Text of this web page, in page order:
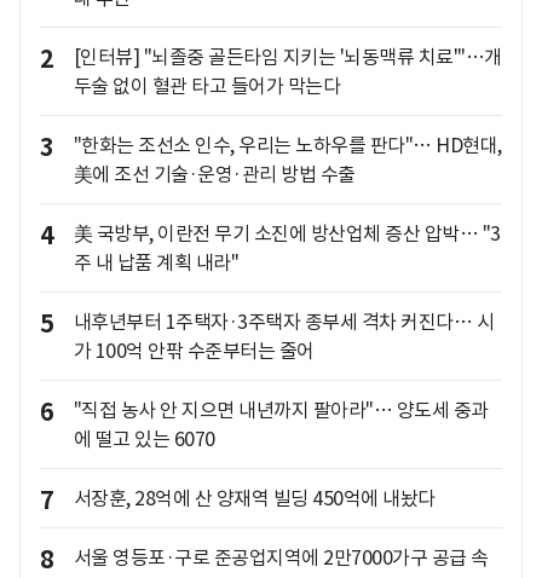
2
[인터뷰] "뇌졸중 골든타임 지키는 '뇌동맥류 치료'"…개
두술 없이 혈관 타고 들어가 막는다
3
"한화는 조선소 인수, 우리는 노하우를 판다"… HD현대,
美에 조선 기술·운영·관리 방법 수출
4
美 국방부, 이란전 무기 소진에 방산업체 증산 압박… "3
주 내 납품 계획 내라"
5
내후년부터 1주택자·3주택자 종부세 격차 커진다… 시
가 100억 안팎 수준부터는 줄어
6
"직접 농사 안 지으면 내년까지 팔아라"… 양도세 중과
에 떨고 있는 6070
7 서장훈, 28억에 산 양재역 빌딩 450억에 내놨다
8
서울 영등포·구로 준공업지역에 2만7000가구 공급 속